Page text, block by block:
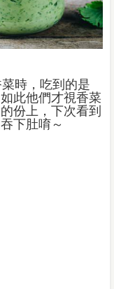
時，吃到的是
此他們才視香菜
份上，下次看到
下肚唷～